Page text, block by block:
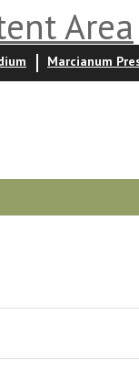
Area
Marcianum